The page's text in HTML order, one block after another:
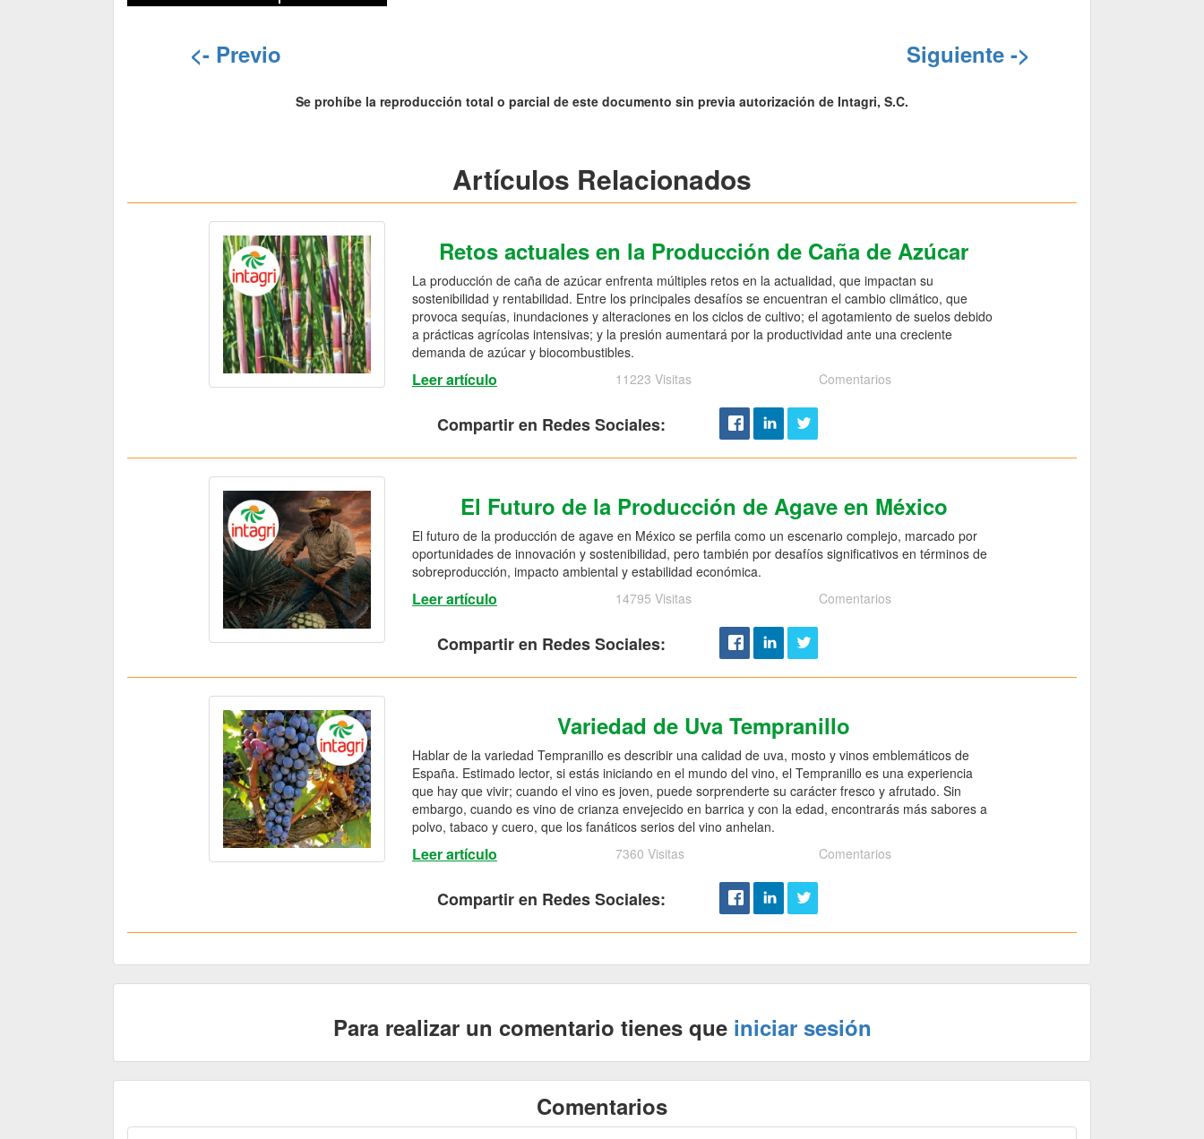
<- Previo Siguiente ->
Se prohíbe la reproducción total o parcial de este documento sin previa autorización de Intagri, S.C.
Artículos Relacionados
Retos actuales en la Producción de Caña de Azúcar
La producción de caña de azúcar enfrenta múltiples retos en la actualidad, que impactan su
sostenibilidad y rentabilidad. Entre los principales desafíos se encuentran el cambio climático, que
provoca sequías, inundaciones y alteraciones en los ciclos de cultivo; el agotamiento de suelos debido
a prácticas agrícolas intensivas; y la presión aumentará por la productividad ante una creciente
demanda de azúcar y biocombustibles.
Leer artículo 11223 Visitas Comentarios
Compartir en Redes Sociales:
El Futuro de la Producción de Agave en México
El futuro de la producción de agave en México se perfila como un escenario complejo, marcado por
oportunidades de innovación y sostenibilidad, pero también por desafíos significativos en términos de
sobreproducción, impacto ambiental y estabilidad económica.
Leer artículo 14795 Visitas Comentarios
Compartir en Redes Sociales:
Variedad de Uva Tempranillo
Hablar de la variedad Tempranillo es describir una calidad de uva, mosto y vinos emblemáticos de
España. Estimado lector, si estás iniciando en el mundo del vino, el Tempranillo es una experiencia
que hay que vivir; cuando el vino es joven, puede sorprenderte su carácter fresco y afrutado. Sin
embargo, cuando es vino de crianza envejecido en barrica y con la edad, encontrarás más sabores a
polvo, tabaco y cuero, que los fanáticos serios del vino anhelan.
Leer artículo 7360 Visitas Comentarios
Compartir en Redes Sociales:
Para realizar un comentario tienes que iniciar sesión
Comentarios